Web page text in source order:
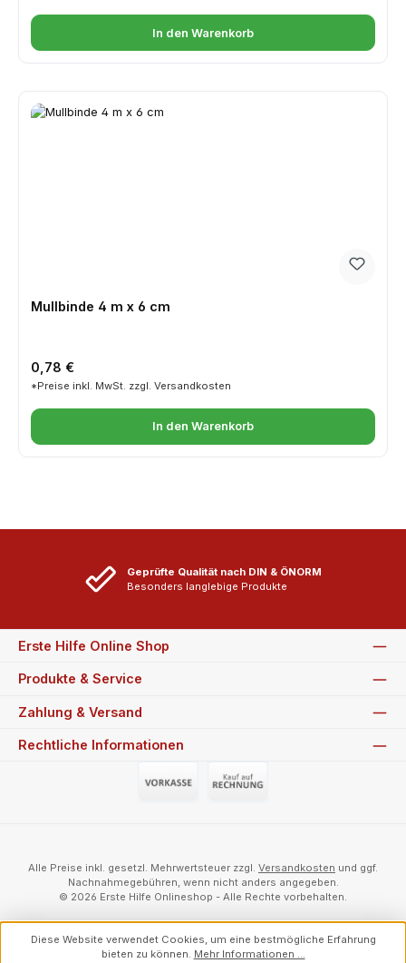
In den Warenkorb
Mullbinde 4 m x 6 cm
Regulärer Preis:
0,78 €
*Preise inkl. MwSt. zzgl. Versandkosten
In den Warenkorb
Geprüfte Qualität nach DIN & ÖNORM
Besonders langlebige Produkte
Erste Hilfe Online Shop
Produkte & Service
Zahlung & Versand
Rechtliche Informationen
Alle Preise inkl. gesetzl. Mehrwertsteuer zzgl. Versandkosten und ggf.
Nachnahmegebühren, wenn nicht anders angegeben.
© 2026 Erste Hilfe Onlineshop - Alle Rechte vorbehalten.
Diese Website verwendet Cookies, um eine bestmögliche Erfahrung
bieten zu können. Mehr Informationen ...